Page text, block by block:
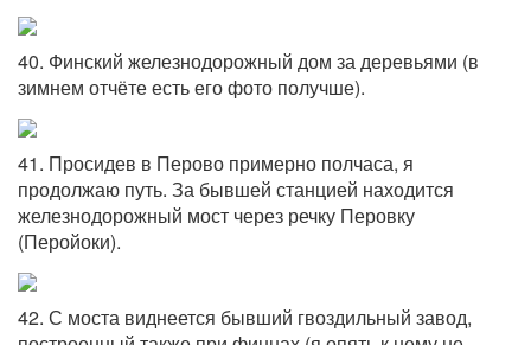
40. Финский железнодорожный дом за деревьями (в
зимнем отчёте есть его фото получше).
41. Просидев в Перово примерно полчаса, я
продолжаю путь. За бывшей станцией находится
железнодорожный мост через речку Перовку
(Перойоки).
42. С моста виднеется бывший гвоздильный завод,